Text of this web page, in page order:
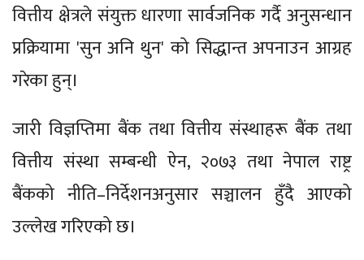
वित्तीय क्षेत्रले संयुक्त धारणा सार्वजनिक गर्दै अनुसन्धान
प्रक्रियामा 'सुन अनि थुन' को सिद्धान्त अपनाउन आग्रह
गरेका हुन्।
जारी विज्ञप्तिमा बैंक तथा वित्तीय संस्थाहरू बैंक तथा
वित्तीय संस्था सम्बन्धी ऐन, २०७३ तथा नेपाल राष्ट्र
बैंकको नीति–निर्देशनअनुसार सञ्चालन हुँदै आएको
उल्लेख गरिएको छ।